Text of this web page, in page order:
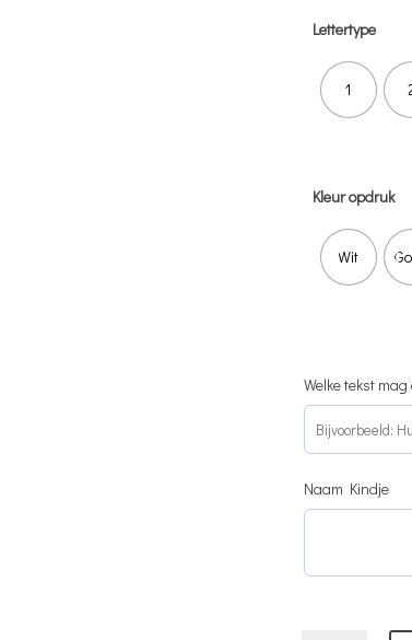
Lettertype
1
Kleur opdruk
Wit
Welke tekst
Naam Kindje